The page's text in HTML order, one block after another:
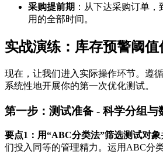
采购提前期 ：从下达采购订单
用的全部时间。
实战演练：库存预警阈
现在，让我们进入实际操作环节。遵
系统性地开展你的第一次优化测试。
第一步：测试准备 - 科学分组与
要点1：用“ABC分类法”筛选测试对象
们投入同等的管理精力。运用ABC分